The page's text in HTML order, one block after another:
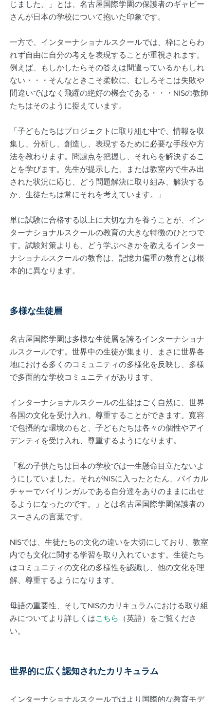
じました。」とは、名古屋国際学園の保護者のギャビー
さんが日本の学校について抱いた印象です。
一方で、インターナショナルスクールでは、枠にとらわ
れず自由に自分の考えを表現することが重視されます。
例えば、もしかしたらその答えは間違っているかもしれ
ない・・・そんなときこそ柔軟に、むしろそこは失敗や
間違いではなく飛躍の絶好の機会である・・・NISの教師
たちはそのように捉えています。
「子どもたちはプロジェクトに取り組む中で、情報を収
集し、分析し、創造し、表現するために必要な手段や方
法を教わります。問題点を把握し、それらを解決するこ
とを学びます。先生が提示した、または教室内で生み出
された状況に応じ、どう問題解決に取り組み、解決する
か、生徒たちは常にそれを考えています。」
単に試験に合格する以上に大切な力を養うことが、イン
ターナショナルスクールの教育の大きな特徴のひとつで
す。試験対策よりも、どう学ぶべきかを教えるインター
ナショナルスクールの教育は、記憶力偏重の教育とは根
本的に異なります。
多様な生徒層
名古屋国際学園は多様な生徒層を誇るインターナショナ
ルスクールです。世界中の生徒が集まり、まさに世界各
地における多くのコミュニティの多様化を反映し、多様
で多面的な学校コミュニティがあります。
インターナショナルスクールの生徒はごく自然に、世界
各国の文化を受け入れ、尊重することができます。寛容
で包摂的な環境のもと、子どもたちは各々の個性やアイ
デンティを受け入れ、尊重するようになります。
「私の子供たちは日本の学校では一生懸命目立たないよ
うにしていました。それがNISに入ったとたん、バイカル
チャーでバイリンガルである自分達をありのままに出せ
るようになったのです。」とは名古屋国際学園保護者の
スーさんの言葉です。
NISでは、生徒たちの文化の違いを大切にしており、教室
内でも文化に関する学習を取り入れています。生徒たち
はコミュニティの文化の多様性を認識し、他の文化を理
解、尊重するようになります。
母語の重要性、そしてNISのカリキュラムにおける取り組
みについてより詳しくはこちら
（英語）をご覧くださ
い。
世界的に広く認知されたカリキュラム
インターナショナルスクールではより国際的な教育モデ